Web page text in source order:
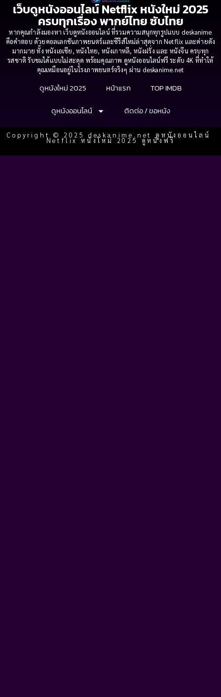
เว็บดูหนังออนไลน์ Netflix หนังใหม่ 2025
ครบทุกเรื่อง พากย์ไทย ซับไทย
หากคุณกำลังมองหา เว็บดูหนังออนไลน์ ที่รวมความสนุกทุกรูปแบบ deskanime
คือคำตอบ ด้วยคอลเลกชันภาพยนตร์และซีรีส์ใหม่ล่าสุดจาก Netflix และค่ายดัง
มากมาย ทั้ง หนังเอเชีย, หนังไทย, หนังเกาหลี, หนังฝรั่ง และ หนังจีน ครบทุก
รสชาติ รับชมได้แบบไม่สะดุด พร้อมคุณภาพ ดูหนังออนไลน์ฟรี ระดับ 4K ที่ทำให้
คุณเหมือนอยู่ในโรงภาพยนตร์จริงๆ ผ่าน deskanime.net
ดูหนังใหม่ 2025 หน้าแรก
TOP IMDB
ดูหนังออนไลน์
ติดต่อ / ขอหนัง
Copyright © 2025 deskanime.net ดูหนังออนไลน์
Netflix หนังใหม่ 2025 ดูหนังฟรี